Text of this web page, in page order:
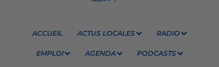
ACCUEIL ACTUS LOCALES RADIO
EMPLOI AGENDA PODCASTS